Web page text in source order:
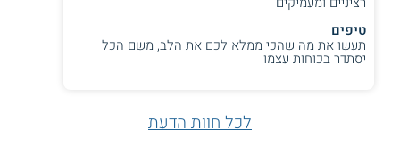
טיפים
תעשו את מה שהכי ממלא לכם את הלב, משם הכל
יסתדר בכוחות עצמו
לכל חוות הדעת